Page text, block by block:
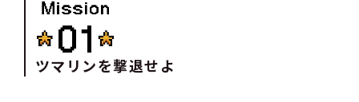
ツマリンを撃退せよ